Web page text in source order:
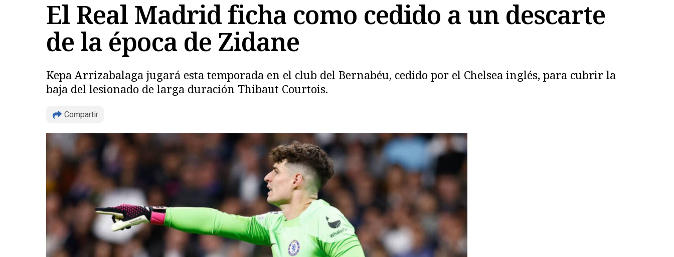
El Real Madrid ficha como cedido a un descarte
de la época de Zidane
Kepa Arrizabalaga jugará esta temporada en el club del Bernabéu, cedido por el Chelsea inglés, para cubrir la
baja del lesionado de larga duración Thibaut Courtois.
Compartir